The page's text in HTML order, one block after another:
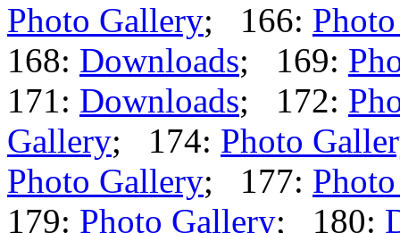
Photo Gallery; 166:
168: Downloads; 169:
171: Downloads; 172:
Gallery; 174: Photo
Photo Gallery; 177:
179: Photo Gallery; 180: